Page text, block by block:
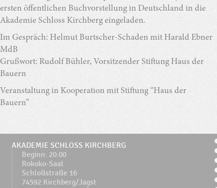
ersten öffentlichen Buchvorstellung in Deutschland in die
Akademie Schloss Kirchberg eingeladen.
Im Gespräch: Helmut Burtscher-Schaden mit Harald Ebner
MdB
Grußwort: Rudolf Bühler, Vorsitzender Stiftung Haus der
Bauern
Veranstaltung in Kooperation mit Stiftung “Haus der
Bauern”
AKADEMIE SCHLOSS KIRCHBERG
Beginn: 20:00
Rokoko-Saal
Schloßstraße 16
74592 Kirchberg/Jagst